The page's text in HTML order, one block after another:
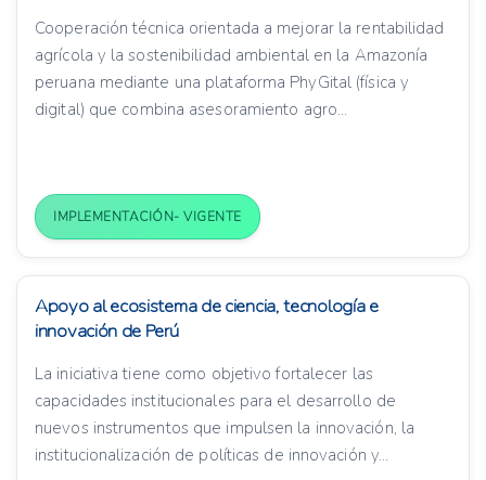
Cooperación técnica orientada a mejorar la rentabilidad
agrícola y la sostenibilidad ambiental en la Amazonía
peruana mediante una plataforma PhyGital (física y
digital) que combina asesoramiento agro...
IMPLEMENTACIÓN- VIGENTE
Apoyo al ecosistema de ciencia, tecnología e
innovación de Perú
La iniciativa tiene como objetivo fortalecer las
capacidades institucionales para el desarrollo de
nuevos instrumentos que impulsen la innovación, la
institucionalización de políticas de innovación y...